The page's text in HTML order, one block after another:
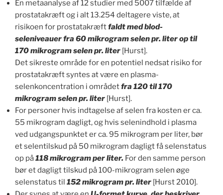
En metaanalyse af 12 studier med 5007 tilfælde af
prostatakræft og i alt 13.254 deltagere viste, at
risikoen for prostatakræftfaldt med blod-
seleniveauer fra 60 mikrogram selen pr. liter op til
170 mikrogram selen pr. liter [Hurst].
Det sikreste område for en potentiel nedsat risiko for
prostatakræft syntes at være en plasma-
selenkoncentration i områdetfra 120 til 170
mikrogram selen pr. liter [Hurst].
For personer hvis indtagelse af selen fra kosten er ca.
55 mikrogram dagligt, og hvis selenindhold i plasma
ved udgangspunktet er ca. 95 mikrogram per liter, bør
et selentilskud på 50 mikrogram dagligt få selenstatus
op på118 mikrogram per liter. For den samme person
bør et dagligt tilskud på 100-mikrogram selen øge
selenstatus til 152 mikrogram pr. liter [Hurst 2010].